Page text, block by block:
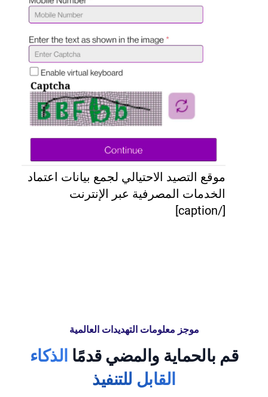
موقع التصيد الاحتيالي لجمع بيانات اعتماد
الخدمات المصرفية عبر الإنترنت
[/caption]
موجز معلومات التهديدات العالمية
قم بالحماية والمضي قدمًا الذكاء
القابل للتنفيذ